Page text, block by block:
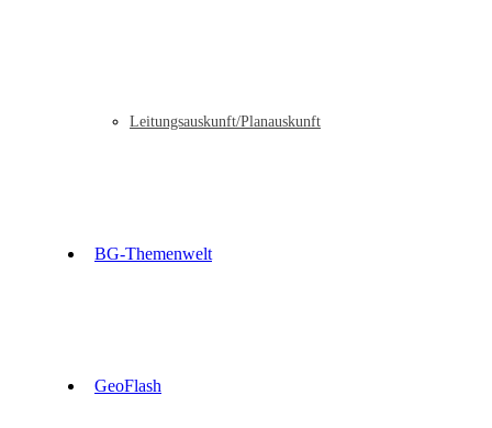
Leitungsauskunft/Planauskunft
BG-Themenwelt
GeoFlash